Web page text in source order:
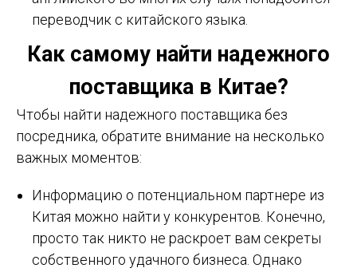
переводчик с китайского языка.
Как самому найти надежного
поставщика в Китае?
Чтобы найти надежного поставщика без
посредника, обратите внимание на несколько
важных моментов:
Информацию о потенциальном партнере из
Китая можно найти у конкурентов. Конечно,
просто так никто не раскроет вам секреты
собственного удачного бизнеса. Однако